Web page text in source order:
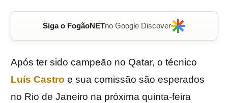
Siga o FogãoNETno Google Discover
Após ter sido campeão no Qatar, o técnico
Luís Castro e sua comissão são esperados
no Rio de Janeiro na próxima quinta-feira